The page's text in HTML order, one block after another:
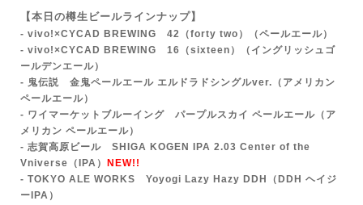
【本日の樽生ビールラインナップ】
- vivo!×CYCAD BREWING 42（forty two）
（ペールエール）
- vivo!×CYCAD BREWING 16（sixteen）（イングリッシュゴ
ールデンエール）
- 鬼伝説 金鬼ペールエール エルドラドシングルver. （アメリカン
ペールエール）
- ワイマーケットブルーイング パープルスカイ ペールエール（ア
メリカン ペールエール）
- 志賀高原ビール SHIGA KOGEN IPA 2.03 Center of the
Vniverse （IPA）
NEW!!
- TOKYO ALE WORKS Yoyogi Lazy Hazy DDH
（DDH ヘイジ
ーIPA）